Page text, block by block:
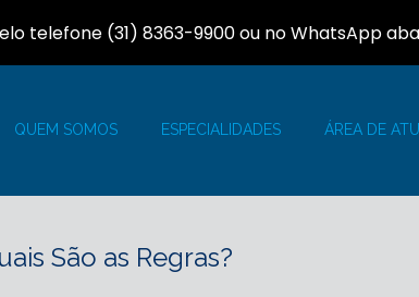
QUEM SOMOS ESPECIALIDADES ÁREA DE
São as Regras?
telefone (31) 8363-9900 ou no WhatsApp